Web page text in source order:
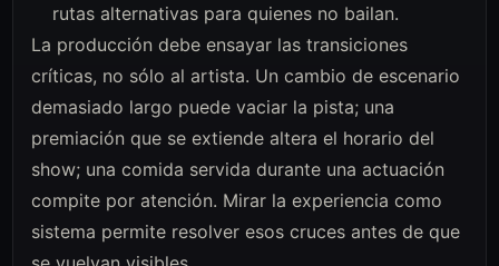
rutas alternativas para quienes no bailan.
La producción debe ensayar las transiciones
críticas, no sólo al artista. Un cambio de escenario
demasiado largo puede vaciar la pista; una
premiación que se extiende altera el horario del
show; una comida servida durante una actuación
compite por atención. Mirar la experiencia como
sistema permite resolver esos cruces antes de que